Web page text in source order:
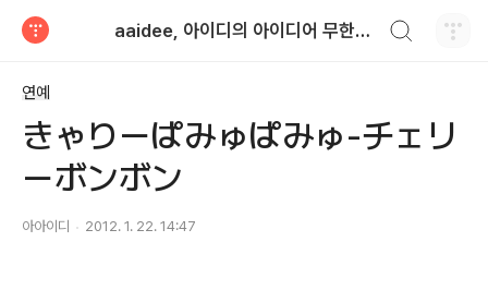
aaidee, 아이디의 아이디어 무한도전
연예
きゃりーぱみゅぱみゅ-チェリ
ーボンボン
아아이디 2012. 1. 22. 14:47